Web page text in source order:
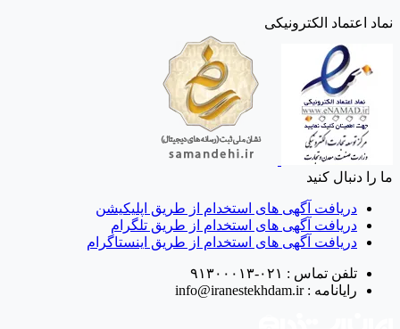
نماد اعتماد الکترونیکی
ما را دنبال کنید
دریافت آگهی های استخدام از طریق اپلیکیشن
دریافت آگهی های استخدام از طریق تلگرام
دریافت آگهی های استخدام از طریق اینستاگرام
تلفن تماس : ۰۲۱-۹۱۳۰۰۰۱۳
رایانامه :info@iranestekhdam.ir